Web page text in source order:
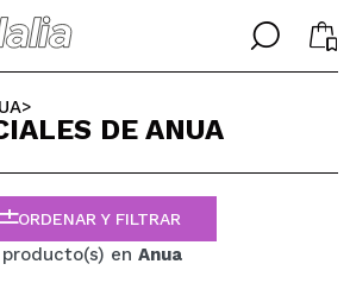
╳
tengo cuenta
╳
TU IDIOMA
ESPAÑOL
ENGLISH
FRANCES
ALEMAN
>
DE ANUA
ORDENAR Y FILTRAR
en Anua